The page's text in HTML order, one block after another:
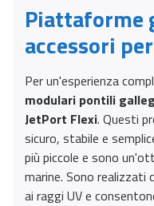
Piattaforme
accessori
Per un'esperienza
modulari pontili
JetPort Flexi. Questi
sicuro, stabile e
più piccole e sono
marine. Sono
ai raggi UV e